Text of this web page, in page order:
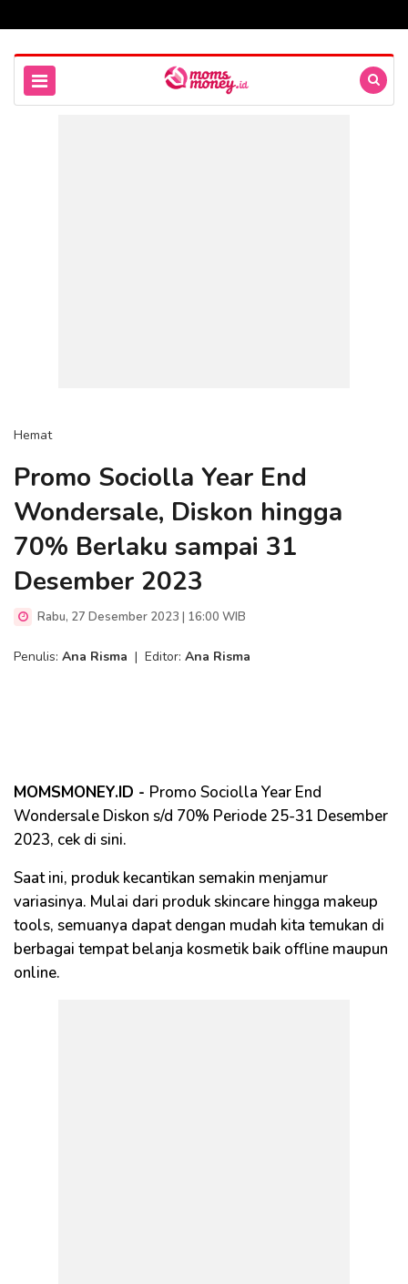
Hemat
Promo Sociolla Year End
Wondersale, Diskon hingga
70% Berlaku sampai 31
Desember 2023
Rabu, 27 Desember 2023 | 16:00 WIB
Penulis: Ana Risma | Editor: Ana Risma
MOMSMONEY.ID - Promo Sociolla Year End
Wondersale Diskon s/d 70% Periode 25-31 Desember
2023, cek di sini.
Saat ini, produk kecantikan semakin menjamur
variasinya. Mulai dari produk skincare hingga makeup
tools, semuanya dapat dengan mudah kita temukan di
berbagai tempat belanja kosmetik baik offline maupun
online.